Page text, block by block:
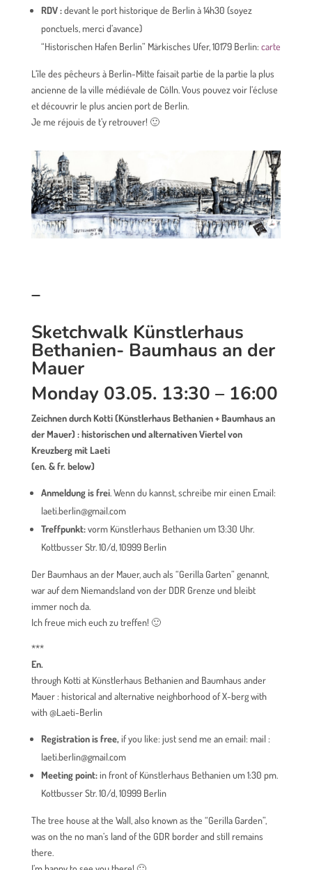
RDV :devant le port historique de Berlin à 14h30 (soyez
ponctuels, merci d’avance)
“Historischen Hafen Berlin” Märkisches Ufer, 10179 Berlin: carte
L’île des pêcheurs à Berlin-Mitte faisait partie de la partie la plus
ancienne de la ville médiévale de Cölln. Vous pouvez voir l’écluse
et découvrir le plus ancien port de Berlin.
Je me réjouis de t’y retrouver! 🙂
_
Sketchwalk Künstlerhaus
Bethanien- Baumhaus an der
Mauer
Monday 03.05. 13:30 – 16:00
Zeichnen durch Kotti (Künstlerhaus Bethanien + Baumhaus an
der Mauer) : historischen und alternativen Viertel von
Kreuzberg mit Laeti
(en. & fr. below)
Anmeldung is frei. Wenn du kannst, schreibe mir einen Email:
laeti.berlin@gmail.com
Treffpunkt:vorm Künstlerhaus Bethanien um 13:30 Uhr.
Kottbusser Str. 10/d, 10999 Berlin
Der Baumhaus an der Mauer, auch als “Gerilla Garten” genannt,
war auf dem Niemandsland von der DDR Grenze und bleibt
immer noch da.
Ich freue mich euch zu treffen! 🙂
***
En.
through Kotti at Künstlerhaus Bethanien and Baumhaus ander
Mauer : historical and alternative neighborhood of X-berg with
with @Laeti-Berlin
Registration is free, if you like: just send me an email: mail :
laeti.berlin@gmail.com
Meeting point:in front of Künstlerhaus Bethanien um 1:30 pm.
Kottbusser Str. 10/d, 10999 Berlin
The tree house at the Wall, also known as the “Gerilla Garden”,
was on the no man’s land of the GDR border and still remains
there.